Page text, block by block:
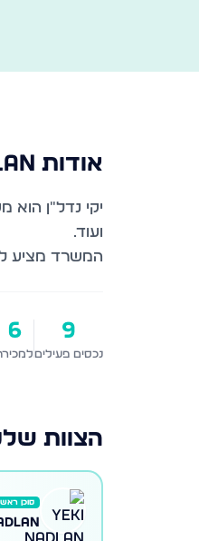
אודות
יקי נדל"ן הוא
המשרד מציע
9
נכסים פעילים
6
הצוות
סוכן